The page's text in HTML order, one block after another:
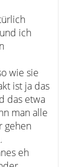
ich
wie sie
ist ja das
das etwa
man alle
gehen
eh